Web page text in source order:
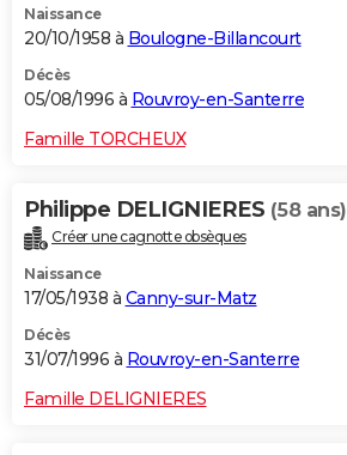
Naissance
20/10/1958 à Boulogne-Billancourt
Décès
05/08/1996 à Rouvroy-en-Santerre
Famille TORCHEUX
Philippe DELIGNIERES (58 ans)
Créer une cagnotte obsèques
Naissance
17/05/1938 à Canny-sur-Matz
Décès
31/07/1996 à Rouvroy-en-Santerre
Famille DELIGNIERES